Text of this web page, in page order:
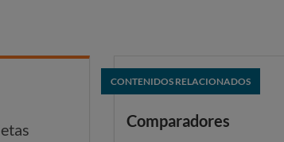
CONTENIDOS RELACIONADOS
Comparadores